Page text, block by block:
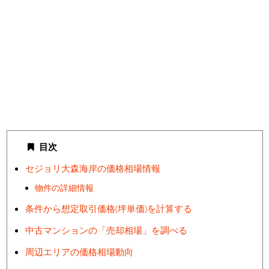
目次
セジョリ大森海岸の価格相場情報
物件の詳細情報
条件から想定取引価格(坪単価)を計算する
中古マンションの「売却相場」を調べる
周辺エリアの価格相場動向